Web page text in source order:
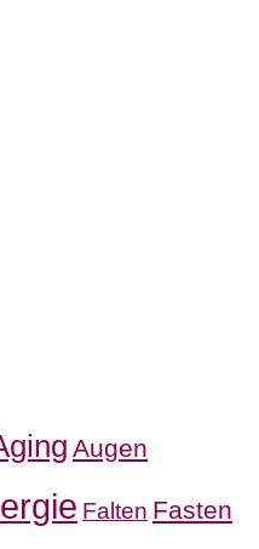
Augen
Falten Fasten